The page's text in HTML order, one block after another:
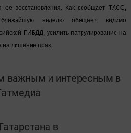
ее восстановления. Как сообщает ТАСС,
неделю обещает, видимо
ГИБДД, усилить патрулирование на
на лишение прав.
важным и интересным в
в